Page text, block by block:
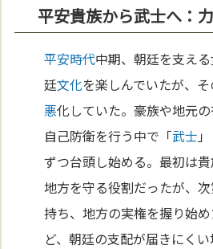
平安貴族から武士へ：
平安時代中期、朝廷を支え
廷文化を楽しんでいたが、
悪化していた。豪族や地元の
自己防衛を行う中で「武士
ずつ台頭し始める。最初は
地方を守る役割だったが、
持ち、地方の実権を握り始
ど、朝廷の支配が届きにく